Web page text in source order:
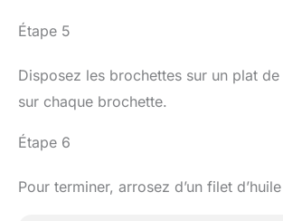
Étape 5
Disposez les brochettes sur un plat
sur chaque brochette.
Étape 6
Pour terminer, arrosez d’un filet